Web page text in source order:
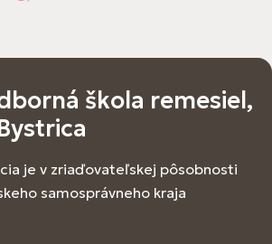
škola remesiel,
je v zriaďovateľskej pôsobnosti
samosprávneho kraja